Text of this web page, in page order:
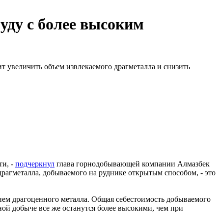
с более высоким
объем извлекаемого драгметалла и снизить
- подчеркнул глава горнодобывающей компании Алмазбек
добываемого на руднике открытым способом, - это
драгоценного металла. Общая себестоимость добываемого
добыче все же останутся более высокими, чем при